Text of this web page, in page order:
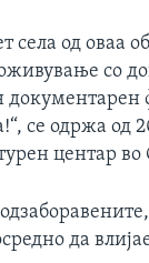
села од оваа
со
се одржа од
центар во
да